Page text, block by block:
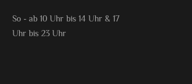
So - ab 10 Uhr bis 14 Uhr & 17
Uhr bis 23 Uhr